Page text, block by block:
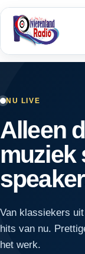
NU LIVE
Alleen
muziek
Van klassiekers uit
hits van nu.
het werk.